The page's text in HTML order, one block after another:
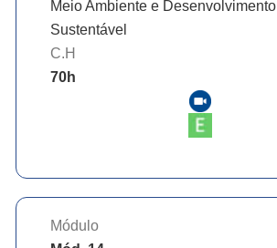
Meio Ambiente e Desenvolvimento
Sustentável
C.H
70h
Módulo